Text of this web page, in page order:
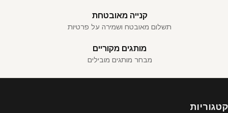
קנייה מאובטחת
תשלום מאובטח ושמירה על פרטיות
מותגים מקוריים
מבחר מותגים מובילים
קטגוריות